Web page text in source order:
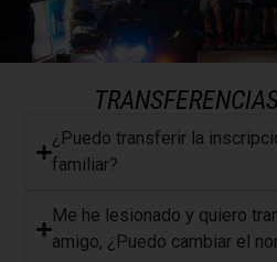
¿Puedo transferir la
familiar?
​Me he lesionado y quiero
amigo, ¿Puedo cambiar el